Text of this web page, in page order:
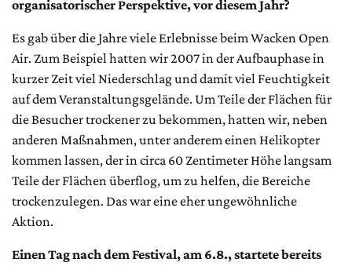
organisatorischer Perspektive, vor diesem Jahr?
Es gab über die Jahre viele Erlebnisse beim Wacken Open
Air. Zum Beispiel hatten wir 2007 in der Aufbauphase in
kurzer Zeit viel Niederschlag und damit viel Feuchtigkeit
auf dem Veranstaltungsgelände. Um Teile der Flächen für
die Besucher trockener zu bekommen, hatten wir, neben
anderen Maßnahmen, unter anderem einen Helikopter
kommen lassen, der in circa 60 Zentimeter Höhe langsam
Teile der Flächen überflog, um zu helfen, die Bereiche
trockenzulegen. Das war eine eher ungewöhnliche
Aktion.
Einen Tag nach dem Festival, am 6.8., startete bereits